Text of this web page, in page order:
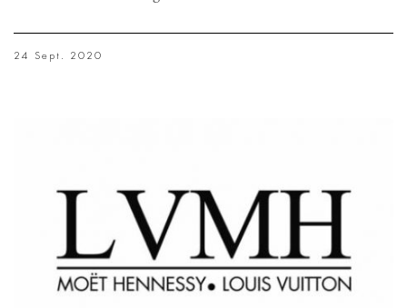
24 Sept. 2020